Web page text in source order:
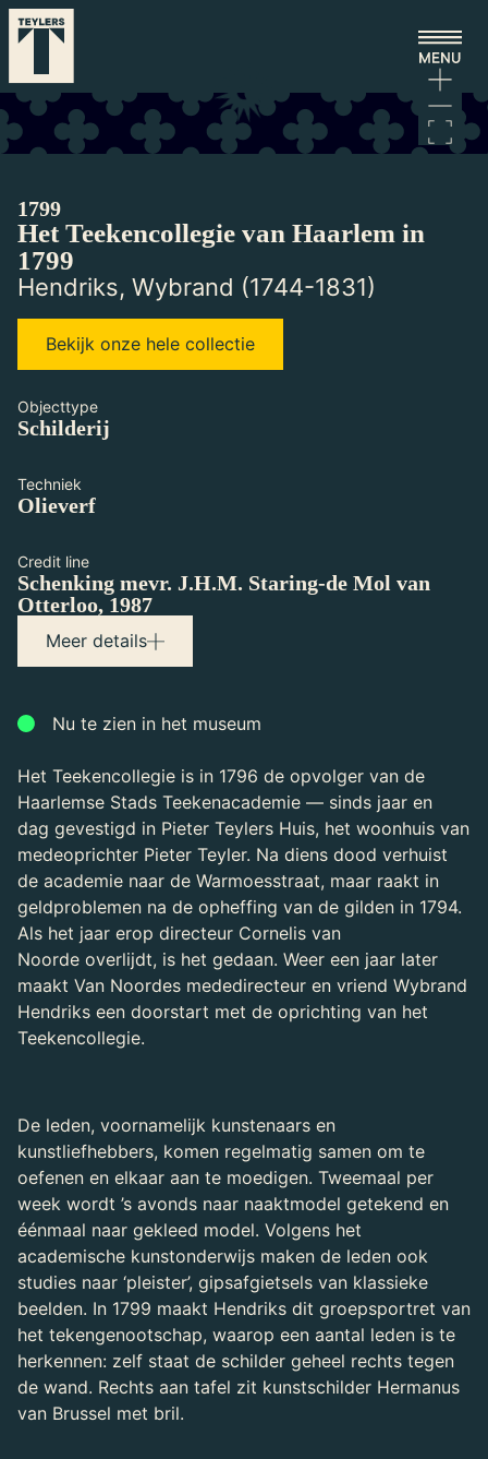
Laden...
1799
Het Teekencollegie van Haarlem in
1799
Hendriks, Wybrand (1744-1831)
Bekijk onze hele collectie
Objecttype
Schilderij
Techniek
Olieverf
Credit line
Schenking mevr. J.H.M. Staring-de Mol van
Otterloo, 1987
Schilder
Meer details
Nu te zien in het museum
Het Teekencollegie is in 1796 de opvolger van de
Haarlemse Stads Teekenacademie — sinds jaar en
dag gevestigd in Pieter Teylers Huis, het woonhuis van
medeoprichter Pieter Teyler. Na diens dood verhuist
de academie naar de Warmoesstraat, maar raakt in
geldproblemen na de opheffing van de gilden in 1794.
Als het jaar erop directeur Cornelis van
Noorde overlijdt, is het gedaan. Weer een jaar later
maakt Van Noordes mededirecteur en vriend Wybrand
Hendriks een doorstart met de oprichting van het
Teekencollegie.
De leden, voornamelijk kunstenaars en
kunstliefhebbers, komen regelmatig samen om te
oefenen en elkaar aan te moedigen. Tweemaal per
week wordt ’s avonds naar naaktmodel getekend en
éénmaal naar gekleed model. Volgens het
academische kunstonderwijs maken de leden ook
studies naar ‘pleister’, gipsafgietsels van klassieke
beelden. In 1799 maakt Hendriks dit groepsportret van
het tekengenootschap, waarop een aantal leden is te
herkennen: zelf staat de schilder geheel rechts tegen
de wand. Rechts aan tafel zit kunstschilder Hermanus
van Brussel met bril.